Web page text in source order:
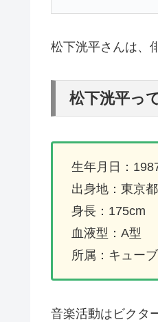
松下洸平さんは、
松下洸平っ
生年月日：
出身地：東京都
身長：175cm
血液型：A型
所属：キューブ
音楽活動はビクタ